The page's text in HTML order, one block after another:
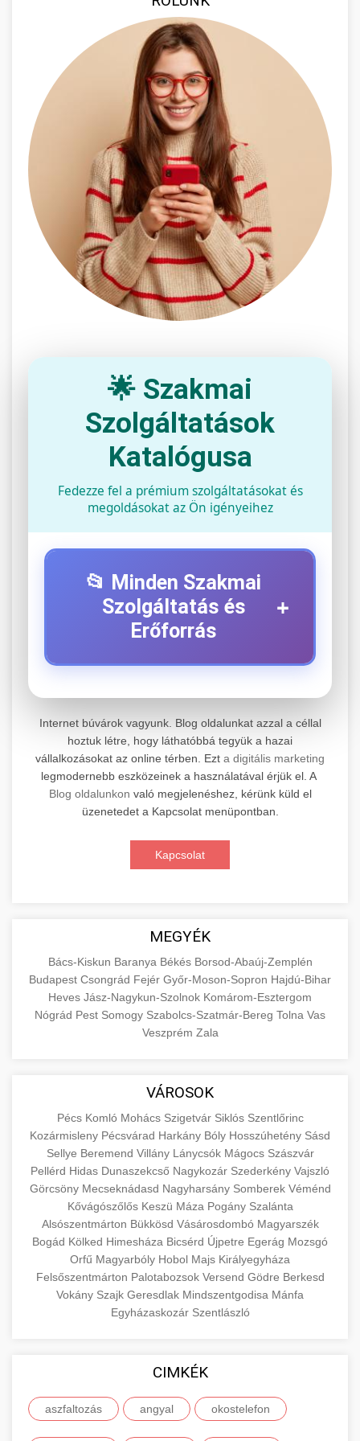
🌟 Szakmai
Szolgáltatások
Katalógusa
Fedezze fel a prémium szolgáltatásokat és
megoldásokat az Ön igényeihez
📂 Minden Szakmai
Szolgáltatás és
Erőforrás
+
+
Professzionális elektromos roller javítási és
karbantartási szolgáltatások. Szakértő
technikusaink minőségi szervízt nyújtanak
minden jelentős márkához és modellhez.
Szervizközpont Látogatása
📊 2. Online Marketing
Ügynökség
+
beleértve a SEO-t, közösségi média kezelést és
digitális hirdetéseket. Növekedés elérése
aimarketingugynokseg.hu
digitális ügynökségi szolgáltatások
🛴 3. Legjobb Elektromos Roller
legjobb modelleket, funkciókat és árakat
megalapozott vásárlási döntéshez.
Legjobb Modellek Megtekintése
🔗 4. Prémium Linképítés
Magas minőségű backlink beszerzési
szolgáltatások webhelye autoritásának és
keresőmotoros rangsorolásának növeléséhez.
Csak fehér kalapú technikák.
minőségi backlink szolgáltatás
📦 5. Termékek és
Szolgáltatások
+
közgazdaságtanban és az üzleti életben.
kategóriákat.
en.wikipedia.org gazdasági koncepciók
Információk az EU finanszírozási
lehetőségeiről, pályázatokról és pénzügyi
támogatási programokról. Maradjon tájékozott
a vállalkozások és projektek számára elérhető
forrásokról.
kozter.com - EU-s pénzek
EU pályázati programok
🚀 7. SEO Ügynökség +
Szakértő keresőmotor-optimalizálási
szolgáltatások webhelye láthatóságának és
organikus forgalmának javításához. Technikai
SEO, tartalom optimalizálás és még sok más.
onlinemarketing101.biz
keresési optimalizálási szakértők
💎 8. Mellplasztika +
Professzionális mellnagyobbítási szolgáltatások
tapasztalt sebészekkel. Tudjon meg többet az
eljárásokról, a gyógyulásról és a konzultációs
lehetőségekről az esztétikai fejlesztéshez.
✨ 9. Hasplasztika +
Szakértő hasplasztikai eljárások laposabb,
utókezeléssel.
szeptest.com has kontúrozó műtét
Professzionális blefaroplasztikai eljárások
megjelenése frissítéséhez. Felső és alsó
szemhéjműtét tapasztalt kozmetikai
sebészekkel.
📈 11. Paciensek Számának
150%-os Növelése
+
Internet búvárok vagyunk. Blog oldalunkat azzal a céllal
hoztuk létre, hogy láthatóbbá tegyük a hazai
vállalkozásokat az online térben. Ezt a digitális marketing
legmodernebb eszközeinek a használatával érjük el. A
Blog oldalunkon való megjelenéshez, kérünk küld el
üzenetedet a Kapcsolat menüpontban.
Kapcsolat
MEGYÉK
Bács-Kiskun Baranya Békés Borsod-Abaúj-Zemplén
Budapest Csongrád Fejér Győr-Moson-Sopron Hajdú-Bihar
Heves Jász-Nagykun-Szolnok Komárom-Esztergom
Nógrád Pest Somogy Szabolcs-Szatmár-Bereg Tolna Vas
Veszprém Zala
VÁROSOK
Pécs Komló Mohács Szigetvár Siklós Szentlőrinc
Kozármisleny Pécsvárad Harkány Bóly Hosszúhetény Sásd
Sellye Beremend Villány Lánycsók Mágocs Szászvár
Pellérd Hidas Dunaszekcső Nagykozár Szederkény Vajszló
Görcsöny Mecseknádasd Nagyharsány Somberek Véménd
Kővágószőlős Keszü Máza Pogány Szalánta
Alsószentmárton Bükkösd Vásárosdombó Magyarszék
Bogád Kölked Himesháza Bicsérd Újpetre Egerág Mozsgó
Orfű Magyarbóly Hobol Majs Királyegyháza
Felsőszentmárton Palotabozsok Versend Gödre Berkesd
Vokány Szajk Geresdlak Mindszentgodisa Mánfa
Egyházaskozár Szentlászló
CIMKÉK
aszfaltozás angyal okostelefon